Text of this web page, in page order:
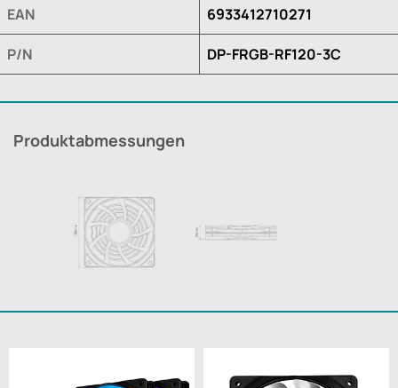
EAN 6933412710271
P/N DP-FRGB-RF120-3C
Produktabmessungen